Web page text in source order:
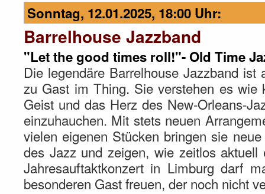
Sonntag, 12.01.2025, 18:00 Uhr:
Barrelhouse Jazzband
"Let the good times roll!"- Old Time
Die legendäre Barrelhouse Jazzband
zu Gast im Thing. Sie verstehen es wie
Geist und das Herz des New-Orleans-
einzuhauchen. Mit stets neuen
vielen eigenen Stücken bringen sie
des Jazz und zeigen, wie zeitlos
Jahresauftaktkonzert in Limburg darf
besonderen Gast freuen, der noch nicht